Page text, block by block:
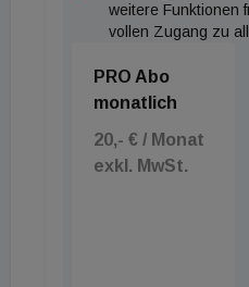
weitere Funktionen
vollen Zugang zu
PRO Abo
monatlich
20,- € / Monat
exkl. MwSt.